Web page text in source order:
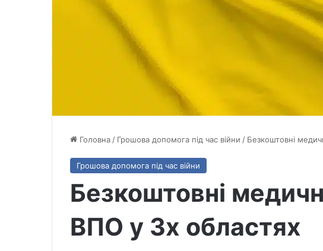
Головна / Грошова допомога під час війни / Безкоштовні
Грошова допомога під час війни
Безкоштовні
ВПО у 3х областях